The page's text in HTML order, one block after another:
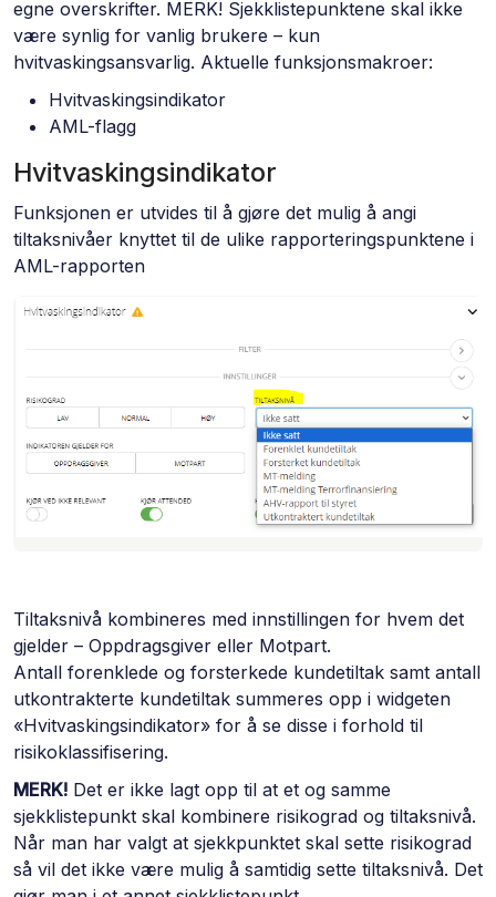
egne overskrifter. MERK! Sjekklistepunktene skal ikke
være synlig for vanlig brukere – kun
hvitvaskingsansvarlig. Aktuelle funksjonsmakroer:
Hvitvaskingsindikator
AML-flagg
Hvitvaskingsindikator
Funksjonen er utvides til å gjøre det mulig å angi
tiltaksnivåer knyttet til de ulike rapporteringspunktene i
AML-rapporten
Tiltaksnivå kombineres med innstillingen for hvem det
gjelder – Oppdragsgiver eller Motpart.
Antall forenklede og forsterkede kundetiltak samt antall
utkontrakterte kundetiltak summeres opp i widgeten
«Hvitvaskingsindikator» for å se disse i forhold til
risikoklassifisering.
MERK! Det er ikke lagt opp til at et og samme
sjekklistepunkt skal kombinere risikograd og tiltaksnivå.
Når man har valgt at sjekkpunktet skal sette risikograd
så vil det ikke være mulig å samtidig sette tiltaksnivå. Det